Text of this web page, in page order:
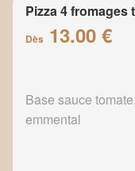
Pizza 4 fromages
Dès 13.00 €
Base sauce
emmental